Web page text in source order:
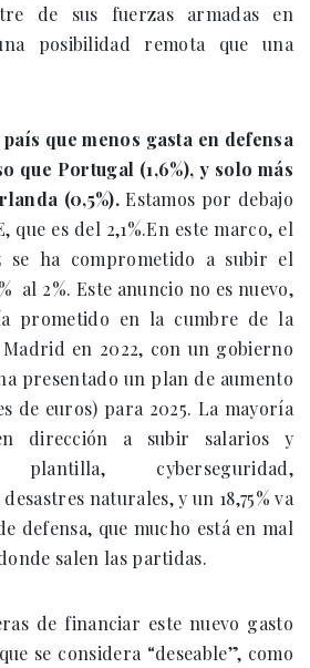
de sus fuerzas armadas en
posibilidad remota que una
que menos gasta en defensa
que Portugal (1,6%), y solo más
(0,5%).Estamos por debajo
que es del 2,1%.En este marco, el
se ha comprometido a subir el
al 2%. Este anuncio no es nuevo,
prometido en la cumbre de la
Madrid en 2022, con un gobierno
presentado un plan de aumento
de euros) para 2025. La mayoría
dirección a subir salarios y
cyberseguridad,
naturales, y un 18,75% va
defensa, que mucho está en mal
salen las partidas.
de financiar este nuevo gasto
se considera “deseable”, como